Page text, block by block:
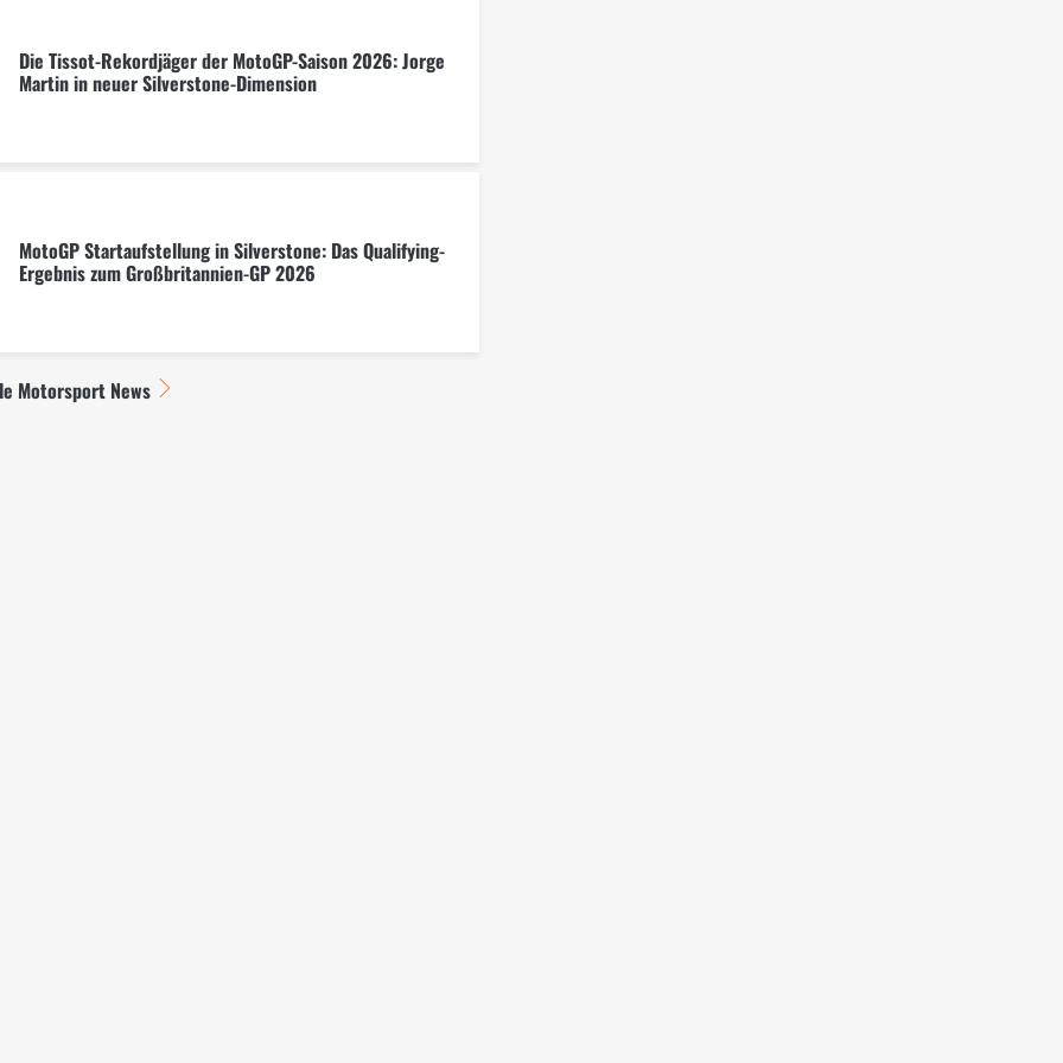
Die Tissot-Rekordjäger der MotoGP-Saison 2026: Jorge
Martin in neuer Silverstone-Dimension
MotoGP Startaufstellung in Silverstone: Das Qualifying-
Ergebnis zum Großbritannien-GP 2026
Motorsport News